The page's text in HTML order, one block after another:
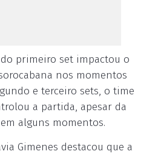
primeiro set impactou o
nos momentos
e terceiro sets, o time
a partida, apesar da
alguns momentos.
Gimenes destacou que a